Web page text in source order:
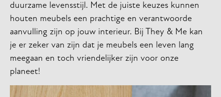
duurzame levensstijl. Met de juiste keuzes kunnen
houten meubels een prachtige en verantwoorde
aanvulling zijn op jouw interieur. Bij They & Me kan
je er zeker van zijn dat je meubels een leven lang
meegaan en toch vriendelijker zijn voor onze
planeet!